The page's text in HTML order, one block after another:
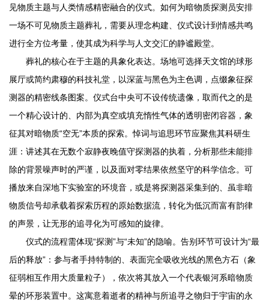
见物质主题与人类情感精密融合的仪式。如何为暗物质探测员安排
一场不可见物质主题葬礼，需要从理念构建、仪式设计到情感共鸣
进行全方位考量，使其成为科学与人文交汇的静谧殿堂。
葬礼的核心在于主题的具象化表达。场地可选择天文馆的球形
展厅或简约肃穆的科技礼堂，以深蓝与黑色为主色调，点缀象征探
测器的精密线条图案。仪式台中央可不设传统遗像，取而代之的是
一个精心设计的、内部为真空或填充惰性气体的透明密闭容器，象
征其对暗物质“空无”本质的探索。悼词与追思环节应聚焦其科研生
涯：讲述其在无数个寂静夜晚值守探测器的执着，分析那些未能排
除的背景噪声时的严谨，以及面对零结果依然坚守的科学信念。可
播放来自深地下实验室的环境音，或是将探测器采集到的、虽非暗
物质信号却承载着探索历程的原始数据流，转化为低沉而富有韵律
的声景，让无形的追寻化为可感知的旋律。
仪式的流程需体现“探测”与“未知”的隐喻。告别环节可设计为“最
后的释放”：参与者手持特制的、表面完全吸收光线的黑色方石（象
征弱相互作用大质量粒子），依次将其放入一个代表银河系暗物质
晕的环形装置中。这寓意着逝者的精神与所追寻之物归于宇宙的永